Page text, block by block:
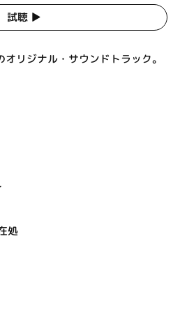
試聴 ▶︎
リジナル・サウンドトラック。
処